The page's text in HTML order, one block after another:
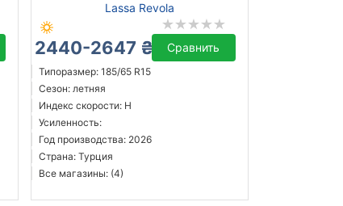
Lassa Revola
2440-2647 ₴ Сравнить
Типоразмер: 185/65 R15
Сезон: летняя
Индекс скорости: H
Усиленность:
Год производства: 2026
Страна: Турция
Все магазины: (4)